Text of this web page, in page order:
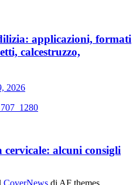
applicazioni, formati
calcestruzzo,
2026
alcuni consigli